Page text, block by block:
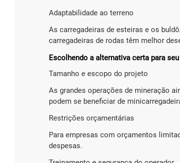
Adaptabilidade ao terreno
As carregadeiras de esteiras e os
carregadeiras de rodas têm melhor
Escolhendo a alternativa certa para
Tamanho e escopo do projeto
As grandes operações de mineração
podem se beneficiar de
Restrições orçamentárias
Para empresas com orçamentos
despesas.